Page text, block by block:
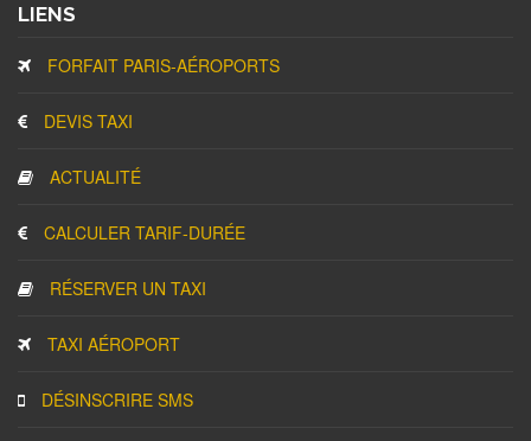
LIENS
FORFAIT PARIS-AÉROPORTS
DEVIS TAXI
ACTUALITÉ
CALCULER TARIF-DURÉE
RÉSERVER UN TAXI
TAXI AÉROPORT
DÉSINSCRIRE SMS